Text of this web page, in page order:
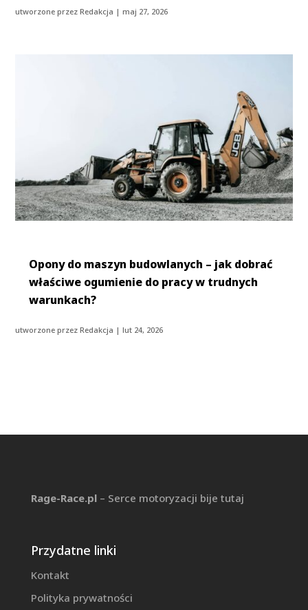
utworzone przezRedakcja |maj 27, 2026
Opony do maszyn budowlanych – jak dobrać
właściwe ogumienie do pracy w trudnych
warunkach?
utworzone przezRedakcja |lut 24, 2026
Rage-Race.pl– Serce motoryzacji bije tutaj
Przydatne linki
Kontakt
Polityka prywatności